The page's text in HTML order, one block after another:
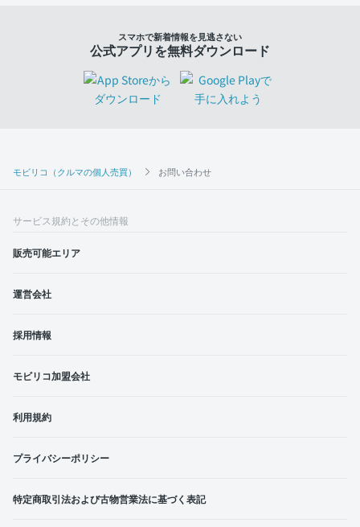
モビリコ（クルマの個人売買） お問い合わせ
スマホで新着情報を見逃さない
公式アプリを無料ダウンロード
サービス規約とその他情報
販売可能エリア
運営会社
採用情報
モビリコ加盟会社
利用規約
プライバシーポリシー
特定商取引法および古物営業法に基づく表記